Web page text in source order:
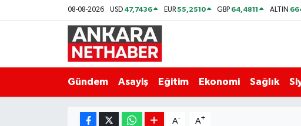
08-08-2026 USD 47,7436 EUR55,2510 GBP 64,4811 ALTIN
Gündem Asayiş Eğitim Ekonomi Sağlık
A- A+
Ankara Hava Durumu